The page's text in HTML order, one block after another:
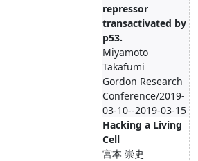
repressor
transactivated by
p53.
Miyamoto
Takafumi
Gordon Research
Conference/2019-
03-10--2019-03-15
Hacking a Living
Cell
宮本 崇史